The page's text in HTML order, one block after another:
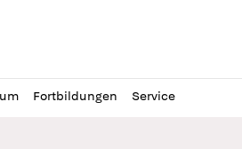
Fortbildungen Service